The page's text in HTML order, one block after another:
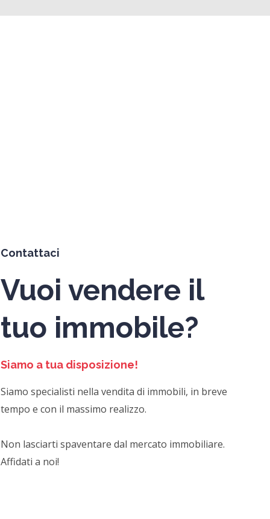
Contattaci
Vuoi vendere il
tuo immobile?
Siamo a tua disposizione!
Siamo specialisti nella vendita di immobili, in breve
tempo e con il massimo realizzo.
Non lasciarti spaventare dal mercato immobiliare.
Affidati a noi!